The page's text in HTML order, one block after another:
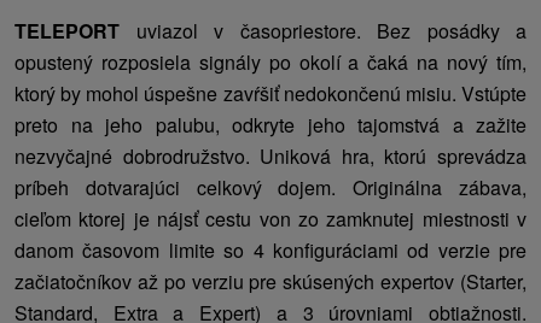
TELEPORT uviazol v časopriestore. Bez posádky a
opustený rozposiela signály po okolí a čaká na nový tím,
ktorý by mohol úspešne zavŕšiť nedokončenú misiu. Vstúpte
preto na jeho palubu, odkryte jeho tajomstvá a zažite
nezvyčajné dobrodružstvo. Uniková hra, ktorú sprevádza
príbeh dotvarajúci celkový dojem. Originálna zábava,
cieľom ktorej je nájsť cestu von zo zamknutej miestnosti v
danom časovom limite so 4 konfiguráciami od verzie pre
začiatočníkov až po verziu pre skúsených expertov (Starter,
Standard, Extra a Expert) a 3 úrovniami obtiažnosti.